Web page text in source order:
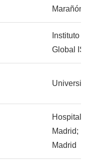
Marañón
Instituto
Global
Hospital
Madrid;
Madrid